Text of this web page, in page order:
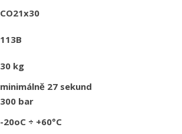
CO21x30
113B
30 kg
minimálně 27 sekund
300 bar
-20oC ÷ +60°C